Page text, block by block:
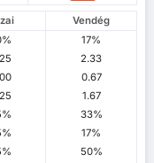
Vendég
17%
2.33
0.67
1.67
33%
17%
50%